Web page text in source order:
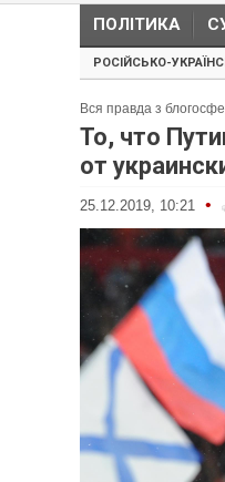
ПОЛІТИКА
РОСІЙСЬКО-
Вся правда з
То, что
от
25.12.2019, 10:21 •